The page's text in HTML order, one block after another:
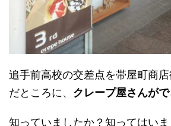
追手前高校の交差点を帯屋町商
だところに、 クレープ屋さんが
知っていましたか？知ってはいま